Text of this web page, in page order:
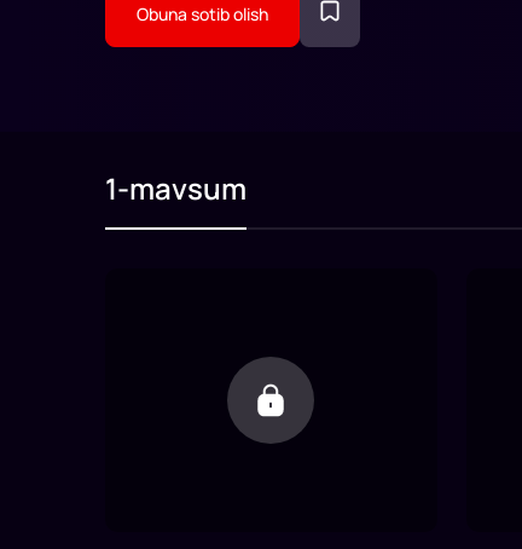
Obuna sotib olish
1-mavsum